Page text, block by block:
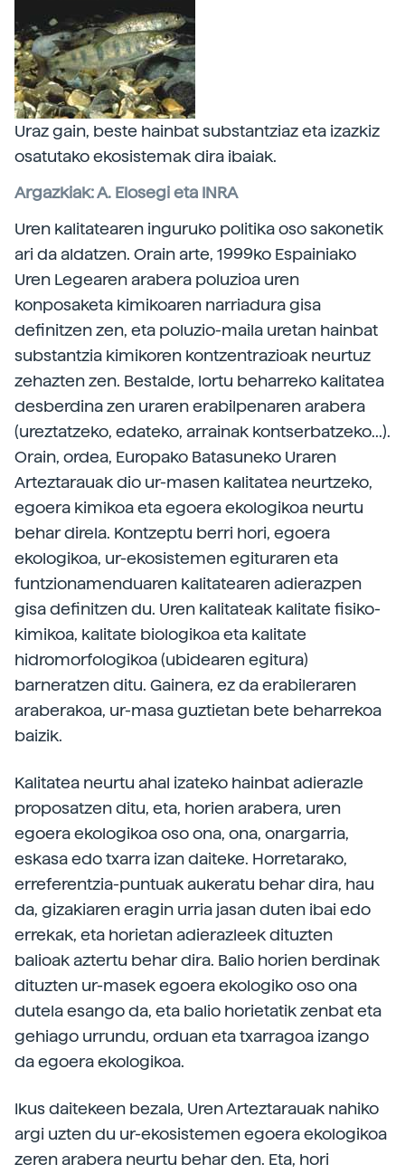
Uraz gain, beste hainbat substantziaz eta izazkiz
osatutako ekosistemak dira ibaiak.
Argazkiak: A. Elosegi eta INRA
Uren kalitatearen inguruko politika oso sakonetik
ari da aldatzen. Orain arte, 1999ko Espainiako
Uren Legearen arabera poluzioa uren
konposaketa kimikoaren narriadura gisa
definitzen zen, eta poluzio-maila uretan hainbat
substantzia kimikoren kontzentrazioak neurtuz
zehazten zen. Bestalde, lortu beharreko kalitatea
desberdina zen uraren erabilpenaren arabera
(ureztatzeko, edateko, arrainak kontserbatzeko...).
Orain, ordea, Europako Batasuneko Uraren
Arteztarauak dio ur-masen kalitatea neurtzeko,
egoera kimikoa eta egoera ekologikoa neurtu
behar direla. Kontzeptu berri hori, egoera
ekologikoa, ur-ekosistemen egituraren eta
funtzionamenduaren kalitatearen adierazpen
gisa definitzen du. Uren kalitateak kalitate fisiko-
kimikoa, kalitate biologikoa eta kalitate
hidromorfologikoa (ubidearen egitura)
barneratzen ditu. Gainera, ez da erabileraren
araberakoa, ur-masa guztietan bete beharrekoa
baizik.
Kalitatea neurtu ahal izateko hainbat adierazle
proposatzen ditu, eta, horien arabera, uren
egoera ekologikoa oso ona, ona, onargarria,
eskasa edo txarra izan daiteke. Horretarako,
erreferentzia-puntuak aukeratu behar dira, hau
da, gizakiaren eragin urria jasan duten ibai edo
errekak, eta horietan adierazleek dituzten
balioak aztertu behar dira. Balio horien berdinak
dituzten ur-masek egoera ekologiko oso ona
dutela esango da, eta balio horietatik zenbat eta
gehiago urrundu, orduan eta txarragoa izango
da egoera ekologikoa.
Ikus daitekeen bezala, Uren Arteztarauak nahiko
argi uzten du ur-ekosistemen egoera ekologikoa
zeren arabera neurtu behar den. Eta, hori